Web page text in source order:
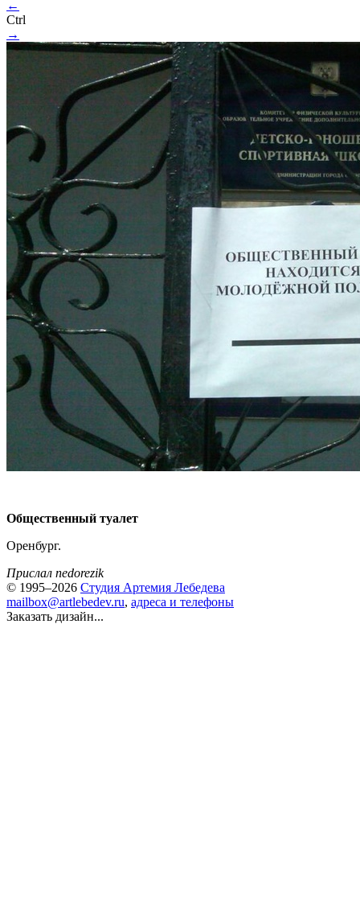
←
Ctrl
→
Общественный туалет
Оренбург.
Прислал nedorezik
© 1995–2026 Студия Артемия Лебедева
mailbox@artlebedev.ru, адреса и телефоны
Заказать дизайн...